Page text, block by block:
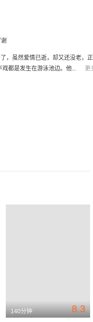
谢
，虽然爱情已逝，却又还没老，
都是发生在游泳池边。他...
更
8.3
140分钟